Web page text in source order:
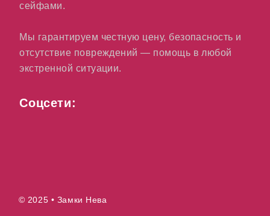
Соцсети:
сейфами.
Мы гарантируем честную цену, безопасность и
отсутствие повреждений — помощь в любой
экстренной ситуации.
© 2025 • Замки Нева